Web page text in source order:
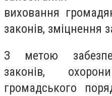
виховання
законів, зміцнення
З метою
законів,
громадського